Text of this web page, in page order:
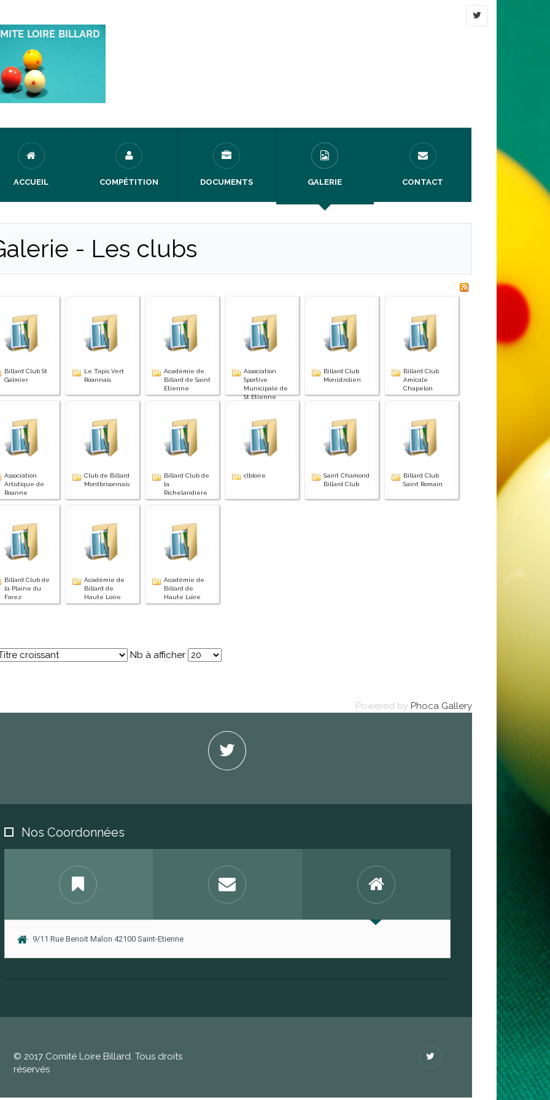
ACCUEIL COMPÉTITION DOCUMENTS GALERIE CONTACT
- Les clubs
Billard Club St
Galmier
Le Tapis Vert
Roannais
Académie de
Billard de Saint
Etienne
Association
Sportive
Municipale de
St Etienne
Billard Club
Monistrolien
Billard Club
Amicale
Chapelon
Association
Artistique de
Roanne
Club de Billard
Montbrisonnais
Billard Club de
la
Richelandière
clbloire
Saint Chamond
Billard Club
Billard Club
Saint Romain
Billard Club de
la Plaine du
Forez
Académie de
Billard de
Haute Loire
Académie de
Billard de
Haute Loire
Nb à afficher
Powered by Phoca Gallery
Nos Coordonnées
9/11 Rue Benoit Malon 42100 Saint-Etienne
© 2017 Comité Loire Billard. Tous droits
réservés